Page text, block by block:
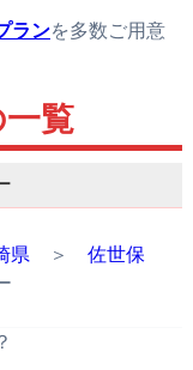
ランを多数ご用意
覧
県 ＞ 佐世保